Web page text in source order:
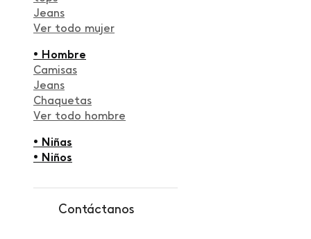
Jeans
Ver todo mujer
• Hombre
Camisas
Jeans
Chaquetas
Ver todo hombre
• Niñas
• Niños
Contáctanos